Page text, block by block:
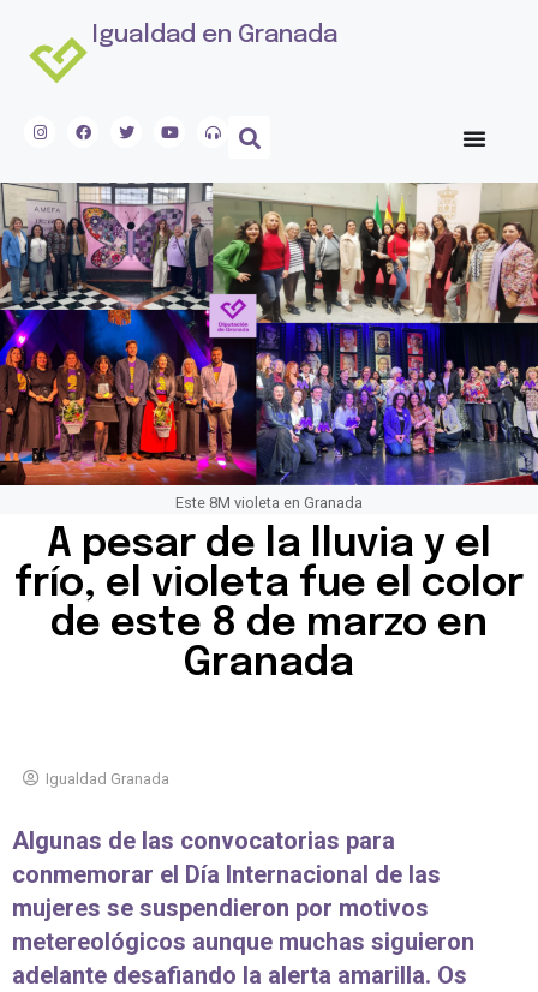
Igualdad en Granada
Este 8M violeta en Granada
A pesar de la lluvia y el
frío, el violeta fue el color
de este 8 de marzo en
Granada
Igualdad Granada
Algunas de las convocatorias para
conmemorar el Día Internacional de las
mujeres se suspendieron por motivos
metereológicos aunque muchas siguieron
adelante desafiando la alerta amarilla. Os